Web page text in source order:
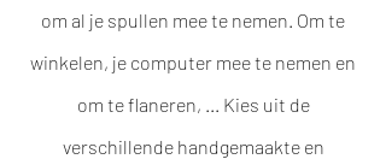
om al je spullen mee te nemen. Om te
winkelen, je computer mee te nemen en
om te flaneren, ... Kies uit de
verschillende handgemaakte en